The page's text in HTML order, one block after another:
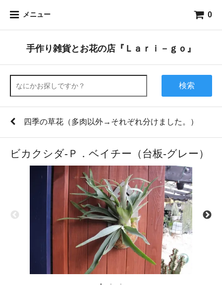
メニュー 0
手作り雑貨とお花の店『Ｌａｒｉ－ｇｏ』
検索
四季の草花（多肉以外→それぞれ分けました。）
ビカクシダ-Ｐ．ベイチー（台板-グレー）